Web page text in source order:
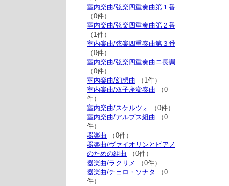
室内楽曲/弦楽四重奏曲第１番
（0件）
室内楽曲/弦楽四重奏曲第２番
（1件）
室内楽曲/弦楽四重奏曲第３番
（0件）
室内楽曲/弦楽四重奏曲ニ長調
（0件）
室内楽曲/幻想曲 （1件）
室内楽曲/双子座変奏曲 （0
件）
室内楽曲/スケルツォ
（0件）
室内楽曲/アルプス組曲 （0
件）
器楽曲 （0件）
器楽曲/ヴァイオリンとピアノ
のための組曲 （0件）
器楽曲/ラクリメ
（0件）
器楽曲/チェロ・ソナタ
（0
件）